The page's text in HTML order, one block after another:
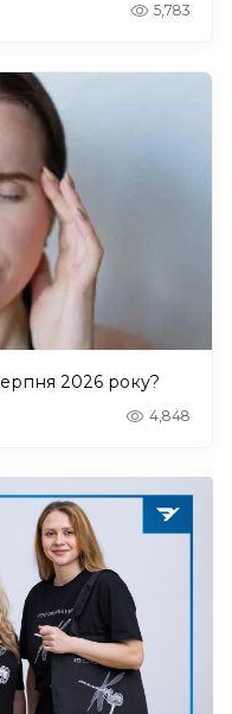
5,783
2026 року?
4,848